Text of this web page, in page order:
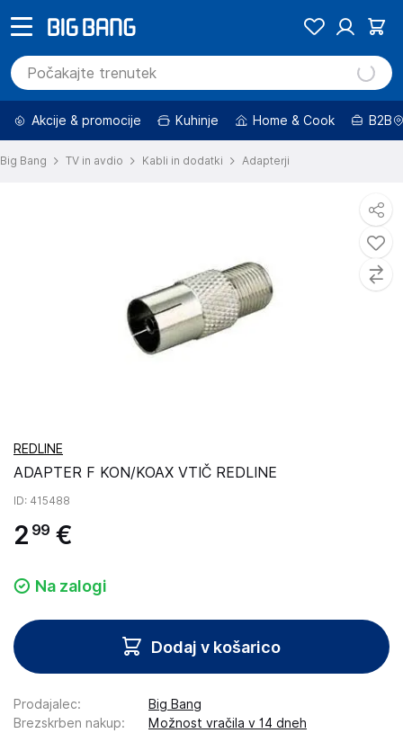
Akcije & promocije Kuhinje Home & Cook B2B
Big Bang TV in avdio Kabli in dodatki Adapterji
REDLINE
ADAPTER F KON/KOAX VTIČ REDLINE
ID: 415488
2 99 €
Na zalogi
Dodaj v košarico
Prodajalec:
Big Bang
Brezskrben nakup: Možnost vračila v 14 dneh